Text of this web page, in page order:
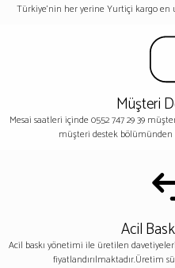
Türkiye'nin her yerine Yurtiçi kargo
Müşteri
Mesai saatleri içinde 0552 747 29 39
müşteri destek
Acil
Acil baskı yönetimi ile üretilen
fiyatlandırılmaktadır.Üretim